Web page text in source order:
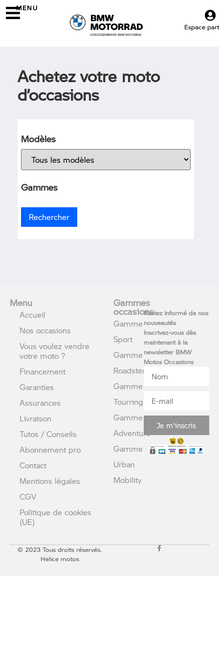
MENU
Espace
Achetez votre moto
d’occasions
Modèles
Gammes
Menu
Accueil
Nos occasions
Vous voulez vendre
votre moto ?
Financement
Garanties
Assurances
Livraison
Tutos / Conseils
Abonnement pro
Contact
Mentions légales
CGV
Politique de cookies
(UE)
Gammes
occasions
Gamme
Sport
Gamme
Roadster
Gamme
Tourring
Gamme
Adventure
Gamme
Urban
Mobility
Restez informé de nos
nouveautés
Inscrivez-vous dès
maintenant à la
newsletter BMW
Motos Occasions
Je m'inscris
© 2023 Tous droits réservés.
Helice motos